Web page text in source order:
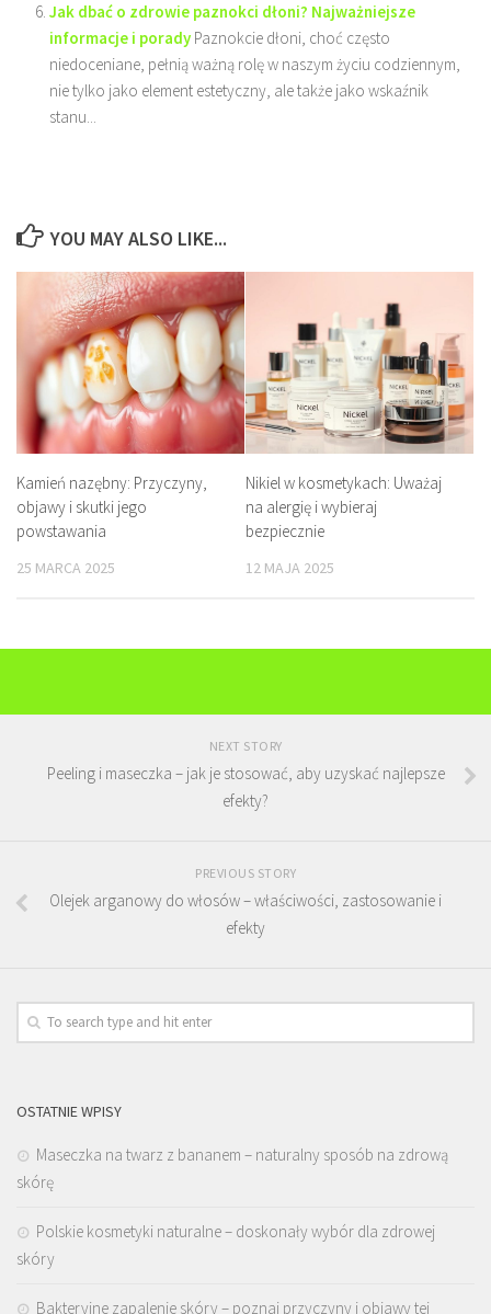
Jak dbać o zdrowie paznokci dłoni? Najważniejsze
informacje i porady Paznokcie dłoni, choć często
niedoceniane, pełnią ważną rolę w naszym życiu codziennym,
nie tylko jako element estetyczny, ale także jako wskaźnik
stanu...
YOU MAY ALSO LIKE...
Kamień nazębny: Przyczyny,
objawy i skutki jego
powstawania
25 MARCA 2025
Nikiel w kosmetykach: Uważaj
na alergię i wybieraj
bezpiecznie
12 MAJA 2025
NEXT STORY
Peeling i maseczka – jak je stosować, aby uzyskać najlepsze
efekty?
PREVIOUS STORY
Olejek arganowy do włosów – właściwości, zastosowanie i
efekty
OSTATNIE WPISY
Maseczka na twarz z bananem – naturalny sposób na zdrową
skórę
Polskie kosmetyki naturalne – doskonały wybór dla zdrowej
skóry
Bakteryjne zapalenie skóry – poznaj przyczyny i objawy tej